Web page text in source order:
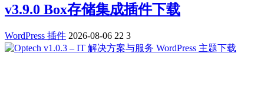
v3.9.0 Box存储集成插件下载
WordPress 插件 2026-08-06 22 3